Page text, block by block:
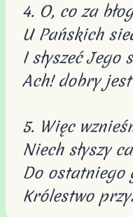
4. O, co za
U Pańskich
I słyszeć Jego
Ach! dobry
5. Więc
Niech słyszy
Do ostatniego
Królestwo